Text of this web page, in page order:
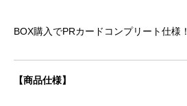
BOX購入でPRカードコンプリート仕様！
【商品仕様】